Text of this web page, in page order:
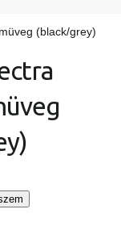
(black/grey)